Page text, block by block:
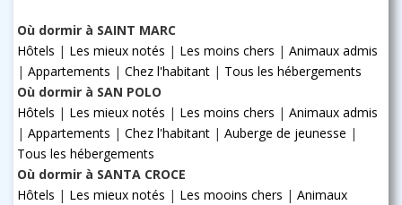
Où dormir à SAINT MARC
Hôtels | Les mieux notés | Les moins chers | Animaux admis
| Appartements | Chez l'habitant | Tous les hébergements
Où dormir à SAN POLO
Hôtels | Les mieux notés | Les moins chers | Animaux admis
| Appartements | Chez l'habitant | Auberge de jeunesse |
Tous les hébergements
Où dormir à SANTA CROCE
Hôtels | Les mieux notés | Les mooins chers | Animaux